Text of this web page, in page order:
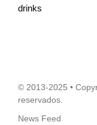
drinks
© 2013-2025 •
reservados.
News Feed